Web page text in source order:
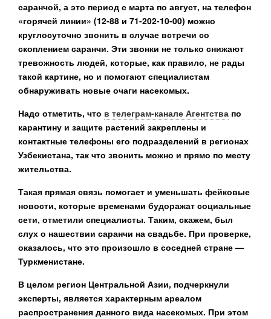
саранчой, а это период с марта по август, на телефон
«горячей линии» (12-88 и 71-202-10-00) можно
круглосуточно звонить в случае встречи со
скоплением саранчи. Эти звонки не только снижают
тревожность людей, которые, как правило, не рады
такой картине, но и помогают специалистам
обнаруживать новые очаги насекомых.
Надо отметить, что в телеграм-канале Агентства по
карантину и защите растений закреплены и
контактные телефоны его подразделений в регионах
Узбекистана, так что звонить можно и прямо по месту
жительства.
Такая прямая связь помогает и уменьшать фейковые
новости, которые временами будоражат социальные
сети, отметили специалисты. Таким, скажем, был
слух о нашествии саранчи на свадьбе. При проверке,
оказалось, что это произошло в соседней стране —
Туркменистане.
В целом регион Центральной Азии, подчеркнули
эксперты, является характерным ареалом
распространения данного вида насекомых. При этом